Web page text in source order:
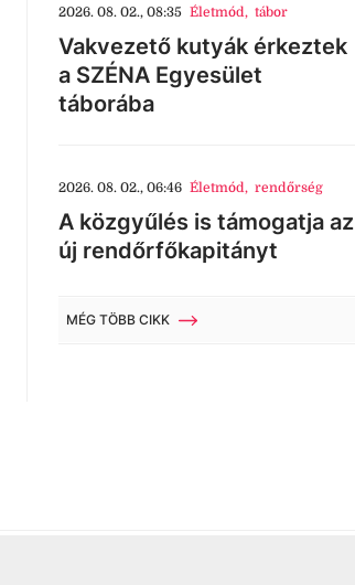
2026. 08. 02., 08:35 Életmód, tábor
Vakvezető kutyák érkeztek
a SZÉNA Egyesület
táborába
2026. 08. 02., 06:46 Életmód, rendőrség
A közgyűlés is támogatja az
új rendőrfőkapitányt
MÉG TÖBB CIKK